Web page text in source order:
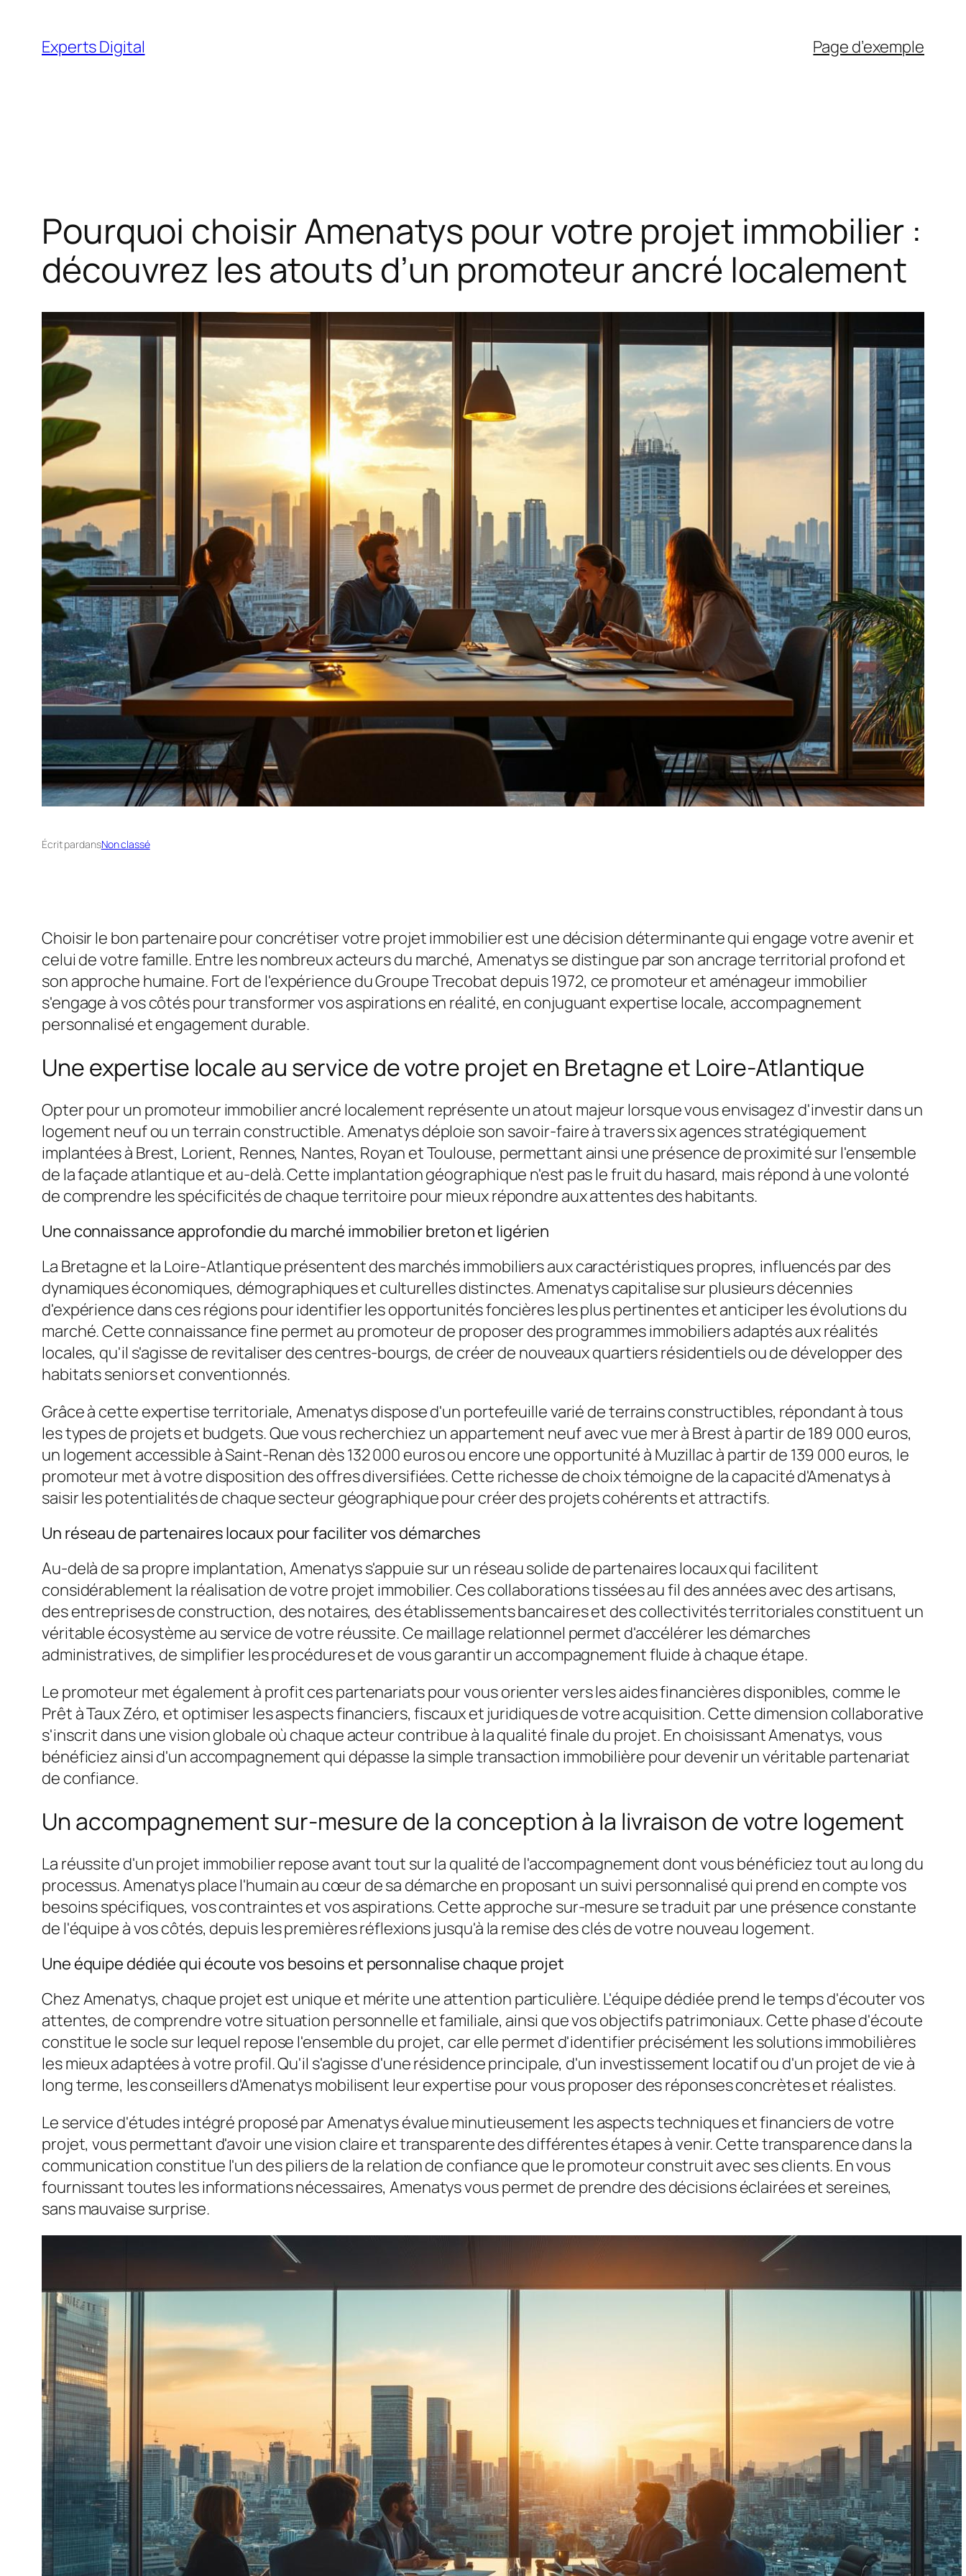
contenu
Experts Digital Page d’exemple
Pourquoi choisir Amenatys pour votre projet immobilier :
découvrez les atouts d’un promoteur ancré localement
Écrit pardansNon classé
Choisir le bon partenaire pour concrétiser votre projet immobilier est une décision déterminante qui engage votre avenir et
celui de votre famille. Entre les nombreux acteurs du marché, Amenatys se distingue par son ancrage territorial profond et
son approche humaine. Fort de l'expérience du Groupe Trecobat depuis 1972, ce promoteur et aménageur immobilier
s'engage à vos côtés pour transformer vos aspirations en réalité, en conjuguant expertise locale, accompagnement
personnalisé et engagement durable.
Une expertise locale au service de votre projet en Bretagne et Loire-Atlantique
Opter pour un promoteur immobilier ancré localement représente un atout majeur lorsque vous envisagez d'investir dans un
logement neuf ou un terrain constructible. Amenatys déploie son savoir-faire à travers six agences stratégiquement
implantées à Brest, Lorient, Rennes, Nantes, Royan et Toulouse, permettant ainsi une présence de proximité sur l'ensemble
de la façade atlantique et au-delà. Cette implantation géographique n'est pas le fruit du hasard, mais répond à une volonté
de comprendre les spécificités de chaque territoire pour mieux répondre aux attentes des habitants.
Une connaissance approfondie du marché immobilier breton et ligérien
La Bretagne et la Loire-Atlantique présentent des marchés immobiliers aux caractéristiques propres, influencés par des
dynamiques économiques, démographiques et culturelles distinctes. Amenatys capitalise sur plusieurs décennies
d'expérience dans ces régions pour identifier les opportunités foncières les plus pertinentes et anticiper les évolutions du
marché. Cette connaissance fine permet au promoteur de proposer des programmes immobiliers adaptés aux réalités
locales, qu'il s'agisse de revitaliser des centres-bourgs, de créer de nouveaux quartiers résidentiels ou de développer des
habitats seniors et conventionnés.
Grâce à cette expertise territoriale, Amenatys dispose d'un portefeuille varié de terrains constructibles, répondant à tous
les types de projets et budgets. Que vous recherchiez un appartement neuf avec vue mer à Brest à partir de 189 000 euros,
un logement accessible à Saint-Renan dès 132 000 euros ou encore une opportunité à Muzillac à partir de 139 000 euros, le
promoteur met à votre disposition des offres diversifiées. Cette richesse de choix témoigne de la capacité d'Amenatys à
saisir les potentialités de chaque secteur géographique pour créer des projets cohérents et attractifs.
Un réseau de partenaires locaux pour faciliter vos démarches
Au-delà de sa propre implantation, Amenatys s'appuie sur un réseau solide de partenaires locaux qui facilitent
considérablement la réalisation de votre projet immobilier. Ces collaborations tissées au fil des années avec des artisans,
des entreprises de construction, des notaires, des établissements bancaires et des collectivités territoriales constituent un
véritable écosystème au service de votre réussite. Ce maillage relationnel permet d'accélérer les démarches
administratives, de simplifier les procédures et de vous garantir un accompagnement fluide à chaque étape.
Le promoteur met également à profit ces partenariats pour vous orienter vers les aides financières disponibles, comme le
Prêt à Taux Zéro, et optimiser les aspects financiers, fiscaux et juridiques de votre acquisition. Cette dimension collaborative
s'inscrit dans une vision globale où chaque acteur contribue à la qualité finale du projet. En choisissant Amenatys, vous
bénéficiez ainsi d'un accompagnement qui dépasse la simple transaction immobilière pour devenir un véritable partenariat
de confiance.
Un accompagnement sur-mesure de la conception à la livraison de votre logement
La réussite d'un projet immobilier repose avant tout sur la qualité de l'accompagnement dont vous bénéficiez tout au long du
processus. Amenatys place l'humain au cœur de sa démarche en proposant un suivi personnalisé qui prend en compte vos
besoins spécifiques, vos contraintes et vos aspirations. Cette approche sur-mesure se traduit par une présence constante
de l'équipe à vos côtés, depuis les premières réflexions jusqu'à la remise des clés de votre nouveau logement.
Une équipe dédiée qui écoute vos besoins et personnalise chaque projet
Chez Amenatys, chaque projet est unique et mérite une attention particulière. L'équipe dédiée prend le temps d'écouter vos
attentes, de comprendre votre situation personnelle et familiale, ainsi que vos objectifs patrimoniaux. Cette phase d'écoute
constitue le socle sur lequel repose l'ensemble du projet, car elle permet d'identifier précisément les solutions immobilières
les mieux adaptées à votre profil. Qu'il s'agisse d'une résidence principale, d'un investissement locatif ou d'un projet de vie à
long terme, les conseillers d'Amenatys mobilisent leur expertise pour vous proposer des réponses concrètes et réalistes.
Le service d'études intégré proposé par Amenatys évalue minutieusement les aspects techniques et financiers de votre
projet, vous permettant d'avoir une vision claire et transparente des différentes étapes à venir. Cette transparence dans la
communication constitue l'un des piliers de la relation de confiance que le promoteur construit avec ses clients. En vous
fournissant toutes les informations nécessaires, Amenatys vous permet de prendre des décisions éclairées et sereines,
sans mauvaise surprise.